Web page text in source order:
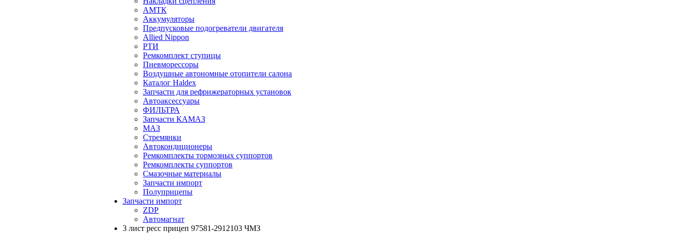
АМТК
Аккумуляторы
Предпусковые подогреватели двигателя
Allied Nippon
РТИ
Ремкомплект ступицы
Пневморессоры
Воздушные автономные отопители салона
Каталог Haldex
Запчасти для рефрижераторных установок
Автоаксессуары
ФИЛЬТРА
Запчасти КАМАЗ
МАЗ
Стремянки
Автокондиционеры
Ремкомплекты тормозных суппортов
Ремкомплекты суппортов
Смазочные материалы
Запчасти импорт
Полуприцепы
Запчасти импорт
ZDP
Автомагнат
3 лист ресс прицеп 97581-2912103 ЧМЗ